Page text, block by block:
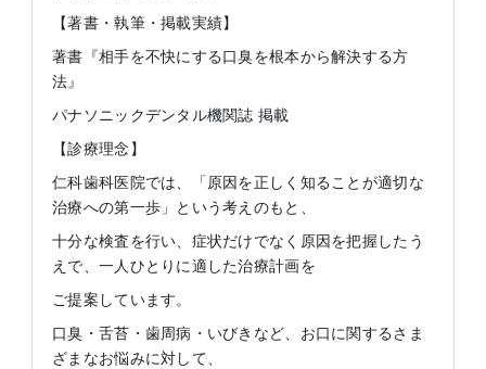
【著書・執筆・掲載実績】
著書『相手を不快にする口臭を根本から解決する方
法』
パナソニックデンタル機関誌 掲載
【診療理念】
仁科歯科医院では、「原因を正しく知ることが適切な
治療への第一歩」という考えのもと、
十分な検査を行い、症状だけでなく原因を把握したう
えで、一人ひとりに適した治療計画を
ご提案しています。
口臭・舌苔・歯周病・いびきなど、お口に関するさま
ざまなお悩みに対して、